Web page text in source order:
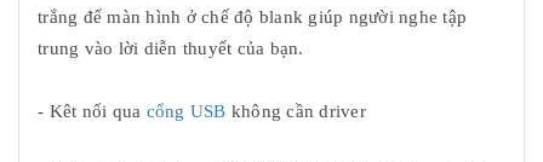
trắng để màn hình ở chế độ blank giúp người nghe tập
trung vào lời diễn thuyết của bạn.
- Kêt nối qua cổng USB không cần driver